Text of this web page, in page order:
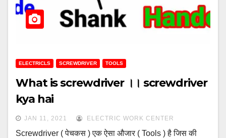
ELECTRICLS SCREWDRIVER TOOLS
What is screwdriver ।। screwdriver
kya hai
JAN 11, 2021 ELECTRIC WORK CENTER
Screwdriver ( पेचकस ) एक ऐसा औजार ( Tools ) है जिस की